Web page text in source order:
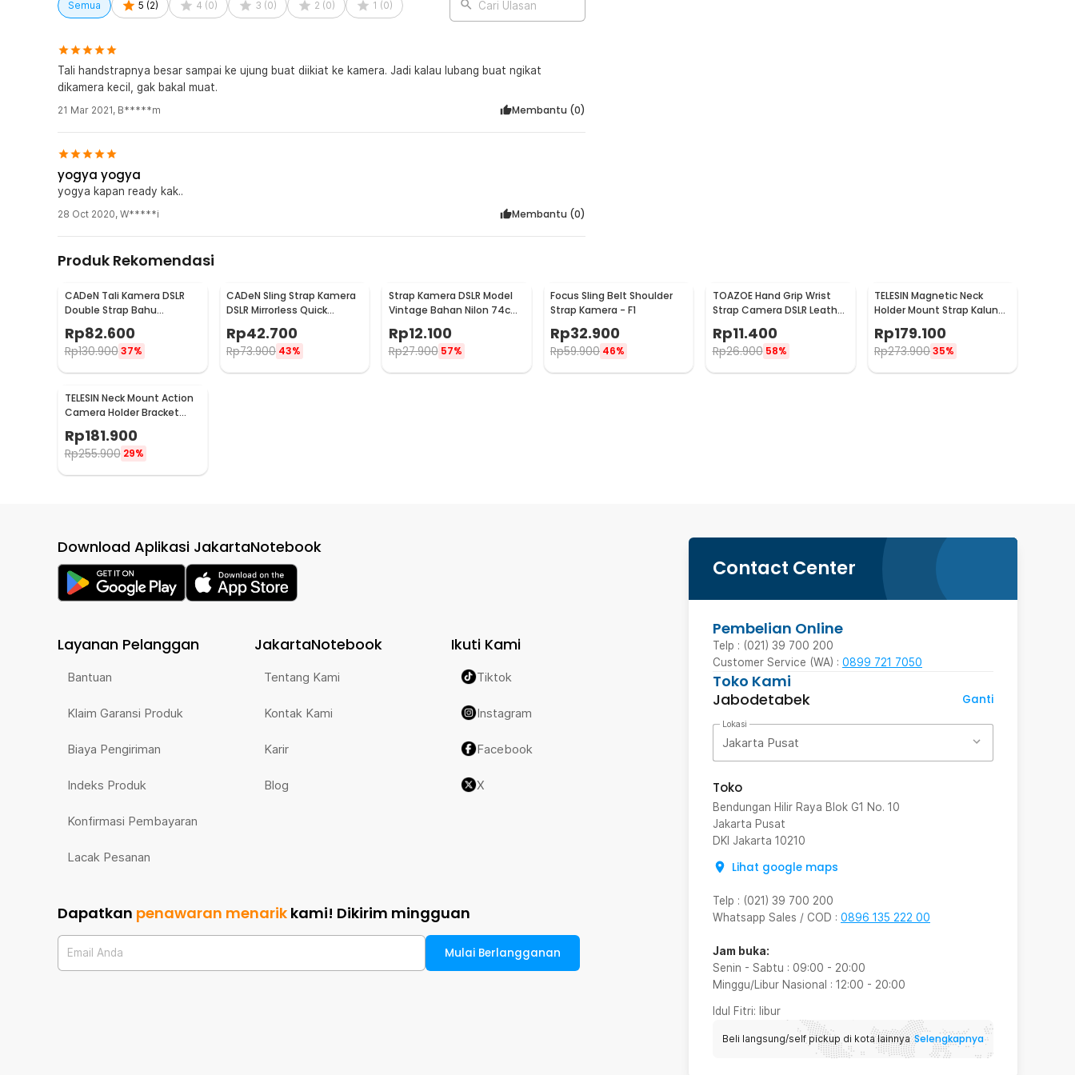
Semua 5 (2) 4 (0) 3 (0) 2 (0) 1 (0) Cari Ulasan
Tali handstrapnya besar sampai ke ujung buat diikiat ke kamera. Jadi kalau lubang buat ngikat
dikamera kecil, gak bakal muat.
21 Mar 2021, B*****m Membantu (0)
yogya yogya
yogya kapan ready kak..
28 Oct 2020, W*****i Membantu (0)
Produk Rekomendasi
CADeN Tali Kamera DSLR
Double Strap Bahu
Profesional Dual Camera -
K002
Rp82.600
Rp130.900 37%
CADeN Sling Strap Kamera
DSLR Mirrorless Quick
Rp42.700
Rp73.900 43%
Strap Kamera DSLR Model
Vintage Bahan Nilon 74cm
Rp12.100
Rp27.900 57%
Focus Sling Belt Shoulder
Strap Kamera - F1
Rp32.900
Rp59.900 46%
TOAZOE Hand Grip Wrist
Strap Camera DSLR Leather
Rp11.400
Rp26.900 58%
TELESIN Magnetic Neck
Holder Mount Strap Kalung
S2-HNB-01
Rp179.100
Rp273.90035%
TELESIN Neck Mount Action
Camera Holder Bracket
Kalung Leher SE - S2-HNB-
09
Rp181.900
Rp255.900 29%
Contact Center
Pembelian Online
Telp : (021) 39 700 200
Customer Service (WA) : 0899 721 7050
Toko Kami
Jabodetabek
Ganti
Lokasi
Jakarta Pusat
Toko
Bendungan Hilir Raya Blok G1 No. 10
Jakarta Pusat
DKI Jakarta 10210
Lihat google maps
Telp : (021) 39 700 200
Whatsapp Sales / COD : 0896 135 222 00
Jam buka:
Senin - Sabtu : 09:00 - 20:00
Minggu/Libur Nasional : 12:00 - 20:00
Idul Fitri: libur
Beli langsung/self pickup di kota lainnya Selengkapnya
Download Aplikasi JakartaNotebook
Layanan Pelanggan
Bantuan
Klaim Garansi Produk
Biaya Pengiriman
Indeks Produk
Konfirmasi Pembayaran
Lacak Pesanan
JakartaNotebook
Tentang Kami
Kontak Kami
Karir
Blog
Ikuti Kami
Tiktok
Instagram
Facebook
X
Dapatkan penawaran menarik kami! Dikirim mingguan
Email Anda Mulai Berlangganan